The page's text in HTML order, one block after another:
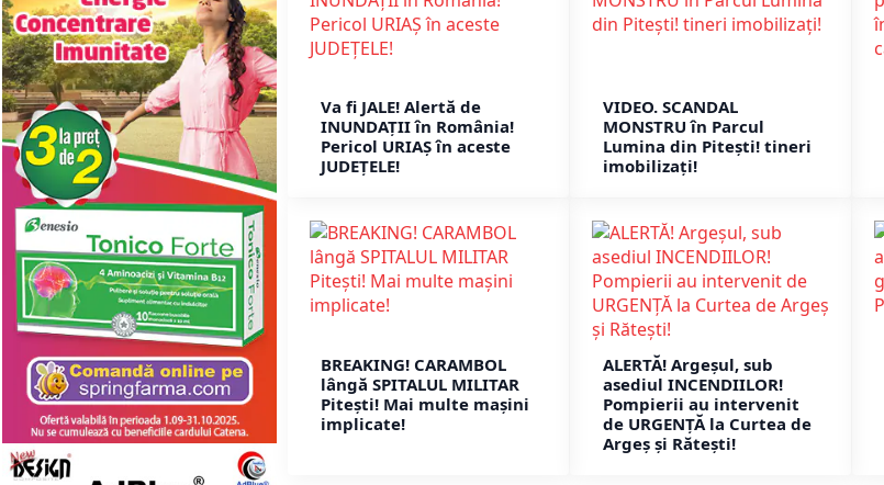
Va fi JALE! Alertă de
INUNDAȚII în România!
Pericol URIAȘ în aceste
JUDEȚELE!
VIDEO. SCANDAL
MONSTRU în Parcul
Lumina din Pitești! tineri
imobilizați!
BREAKING! CARAMBOL
lângă SPITALUL MILITAR
Pitești! Mai multe mașini
implicate!
ALERTĂ! Argeșul, sub
asediul INCENDIILOR!
Pompierii au intervenit
de URGENȚĂ la Curtea de
Argeș și Rătești!